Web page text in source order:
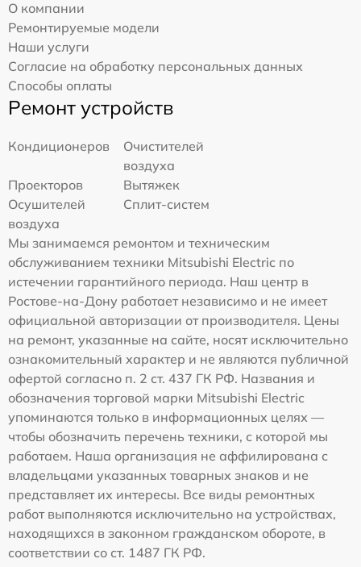
О компании
Ремонтируемые модели
Наши услуги
Согласие на обработку персональных данных
Способы оплаты
Ремонт устройств
Кондиционеров
Очистителей
воздуха
Проекторов
Вытяжек
Осушителей
воздуха
Сплит-систем
Мы занимаемся ремонтом и техническим
обслуживанием техники Mitsubishi Electric по
истечении гарантийного периода. Наш центр в
Ростове-на-Дону работает независимо и не имеет
официальной авторизации от производителя. Цены
на ремонт, указанные на сайте, носят исключительно
ознакомительный характер и не являются публичной
офертой согласно п. 2 ст. 437 ГК РФ. Названия и
обозначения торговой марки Mitsubishi Electric
упоминаются только в информационных целях —
чтобы обозначить перечень техники, с которой мы
работаем. Наша организация не аффилирована с
владельцами указанных товарных знаков и не
представляет их интересы. Все виды ремонтных
работ выполняются исключительно на устройствах,
находящихся в законном гражданском обороте, в
соответствии со ст. 1487 ГК РФ.